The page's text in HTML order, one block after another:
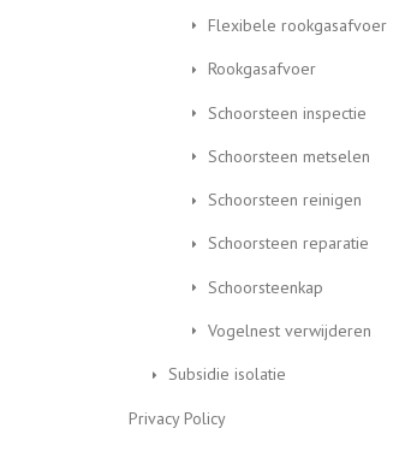
Flexibele rookgasafvoer
Rookgasafvoer
Schoorsteen inspectie
Schoorsteen metselen
Schoorsteen reinigen
Schoorsteen reparatie
Schoorsteenkap
Vogelnest verwijderen
Subsidie isolatie
Privacy Policy